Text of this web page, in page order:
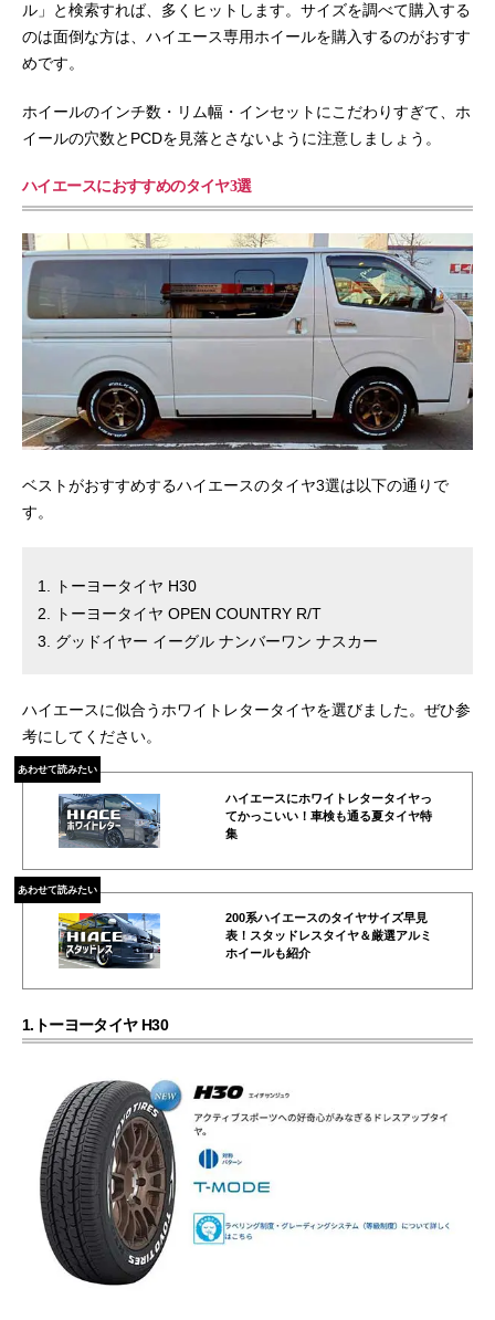
ル」と検索すれば、多くヒットします。サイズを調べて購入する
のは面倒な方は、ハイエース専用ホイールを購入するのがおすす
めです。
ホイールのインチ数・リム幅・インセットにこだわりすぎて、ホ
イールの穴数とPCDを見落とさないように注意しましょう。
ハイエースにおすすめのタイヤ3選
ベストがおすすめするハイエースのタイヤ3選は以下の通りで
す。
トーヨータイヤ H30
トーヨータイヤ OPEN COUNTRY R/T
グッドイヤー イーグル ナンバーワン ナスカー
ハイエースに似合うホワイトレタータイヤを選びました。ぜひ参
考にしてください。
あわせて読みたい
ハイエースにホワイトレタータイヤっ
てかっこいい！車検も通る夏タイヤ特
集
あわせて読みたい
200系ハイエースのタイヤサイズ早見
表！スタッドレスタイヤ＆厳選アルミ
ホイールも紹介
1.トーヨータイヤ H30